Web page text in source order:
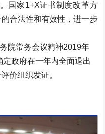
国家1+X证书制度改革方
合法性和有效性，进一步
院常务会议精神2019年
政府在一年内全面退出
价组织发证。